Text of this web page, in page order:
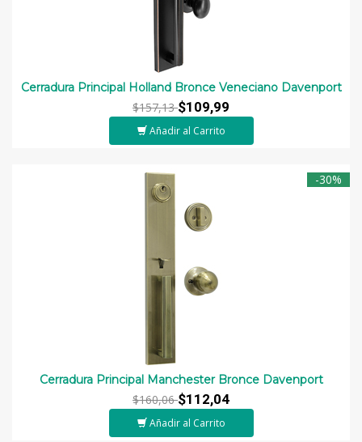
Cerradura Principal Holland Bronce Veneciano Davenport
$157,13$109,99
Añadir al Carrito
-30%
Cerradura Principal Manchester Bronce Davenport
$160,06$112,04
Añadir al Carrito